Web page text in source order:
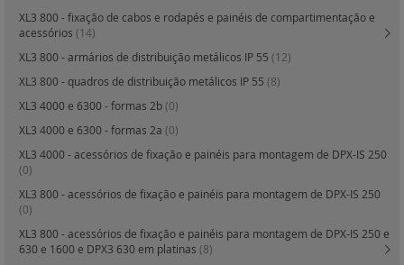
XL3 800 - fixação de cabos e rodapés e painéis de compartimentação e
acessórios (14)
XL3 800 - armários de distribuição metálicos IP 55 (12)
XL3 800 - quadros de distribuição metálicos IP 55 (8)
XL3 4000 e 6300 - formas 2b(0)
XL3 4000 e 6300 - formas 2a (0)
XL3 4000 - acessórios de fixação e painéis para montagem de DPX-IS 250
(0)
XL3 800 - acessórios de fixação e painéis para montagem de DPX-IS 250
(0)
XL3 800 - acessórios de fixação e painéis para montagem de DPX-IS 250 e
630 e 1600 e DPX3 630 em platinas (8)